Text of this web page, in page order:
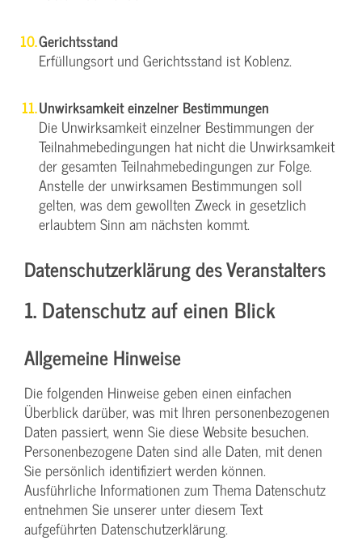
Gerichtsstand
Erfüllungsort und Gerichtsstand ist Koblenz.
Unwirksamkeit einzelner Bestimmungen
Die Unwirksamkeit einzelner Bestimmungen der
Teilnahmebedingungen hat nicht die Unwirksamkeit
der gesamten Teilnahmebedingungen zur Folge.
Anstelle der unwirksamen Bestimmungen soll
gelten, was dem gewollten Zweck in gesetzlich
erlaubtem Sinn am nächsten kommt.
Datenschutzerklärung des Veranstalters
1. Datenschutz auf einen Blick
Allgemeine Hinweise
Die folgenden Hinweise geben einen einfachen
Überblick darüber, was mit Ihren personenbezogenen
Daten passiert, wenn Sie diese Website besuchen.
Personenbezogene Daten sind alle Daten, mit denen
Sie persönlich identifiziert werden können.
Ausführliche Informationen zum Thema Datenschutz
entnehmen Sie unserer unter diesem Text
aufgeführten Datenschutzerklärung.